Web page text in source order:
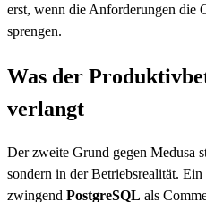
erst, wenn die Anforderungen die
sprengen.
Was der
verlangt
Der zweite Grund gegen Medusa
sondern in der Betriebsrealität.
zwingend PostgreSQL als